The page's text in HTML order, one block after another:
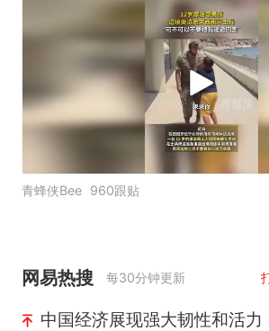
青蜂侠Bee 960跟贴
网易热搜 每30分钟更新
中国经济展现强大韧性和活力